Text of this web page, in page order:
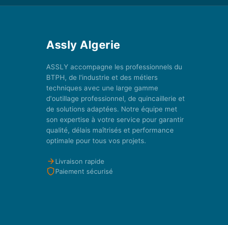
Assly Algerie
ASSLY accompagne les professionnels du
BTPH, de l'industrie et des métiers
techniques avec une large gamme
d'outillage professionnel, de quincaillerie et
de solutions adaptées. Notre équipe met
son expertise à votre service pour garantir
qualité, délais maîtrisés et performance
optimale pour tous vos projets.
Livraison rapide
Paiement sécurisé